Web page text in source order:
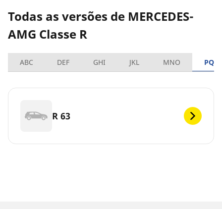
Todas as versões de MERCEDES-
AMG Classe R
ABC DEF GHI JKL MNO PQRS
R 63